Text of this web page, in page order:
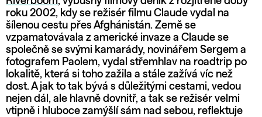
roku 2002, kdy se režisér filmu Claude vydal na
šílenou cestu přes Afghánistán. Země se
vzpamatovávala z americké invaze a Claude se
společně se svými kamarády, novinářem Sergem a
fotografem Paolem, vydal střemhlav na roadtrip po
lokalitě, která si toho zažila a stále zažívá víc než
dost. A jak to tak bývá s důležitými cestami, vedou
nejen dál, ale hlavně dovnitř, a tak se režisér velmi
vtipně i hluboce zamýšlí sám nad sebou, reflektuje